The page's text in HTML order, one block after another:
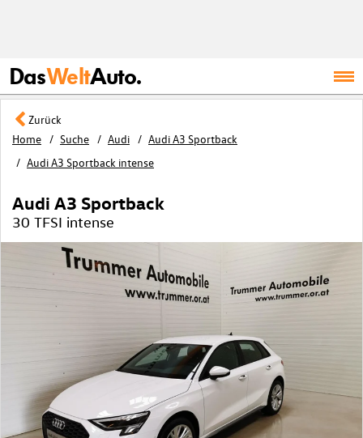
DasWeltAuto.
Zurück
Home
Suche Audi
Audi A3 Sportback
Audi A3 Sportback intense
Audi A3 Sportback
30 TFSI intense